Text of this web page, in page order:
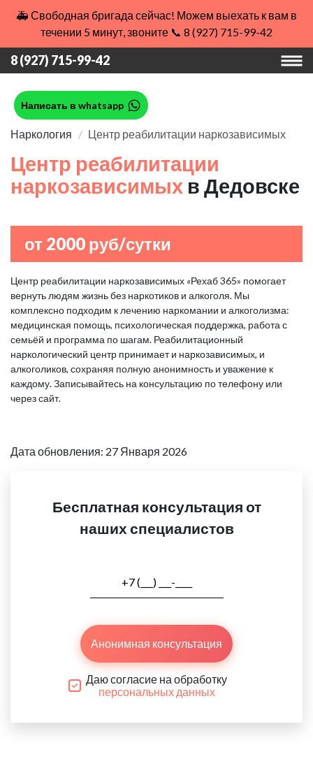
🚑 Свободная бригада сейчас! Можем выехать к вам в
течении 5 минут, звоните 📞 8 (927) 715-99-42
8 (927) 715-99-42
Написать в whatsapp
Наркология Центр реабилитации наркозависимых
Центр реабилитации
наркозависимых в Дедовске
от 2000 руб/сутки
Центр реабилитации наркозависимых «Рехаб 365» помогает
вернуть людям жизнь без наркотиков и алкоголя. Мы
комплексно подходим к лечению наркомании и алкоголизма:
медицинская помощь, психологическая поддержка, работа с
семьёй и программа по шагам. Реабилитационный
наркологический центр принимает и наркозависимых, и
алкоголиков, сохраняя полную анонимность и уважение к
каждому. Записывайтесь на консультацию по телефону или
через сайт.
Дата обновления: 27 Января 2026
Бесплатная консультация от
наших специалистов
Анонимная консультация
Даю согласие на обработку
персональных данных